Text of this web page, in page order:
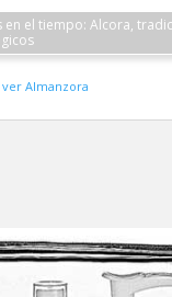
en el tiempo: Alcora,
Ir a ver Almanzora